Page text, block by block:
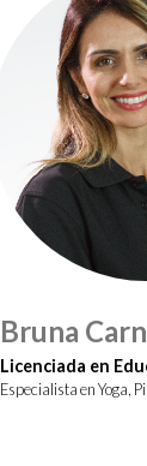
Bruna
Licenciada en
Especialista en Yoga,